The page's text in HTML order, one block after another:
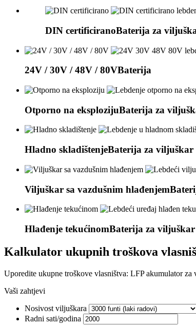
DIN certificiranoBaterija za
24V / 30V / 48V / 80VBaterija
Otporno na eksplozijuBaterija za
Hladno skladištenjeBaterija za viljuškar
Viljuškar sa vazdušnim hlađenjem
Hlađenje tekućinomBaterija za viljuškar
Kalkulator ukupnih troškova
Uporedite ukupne troškove vlasništva: LFP akumulator
Vaši zahtjevi
Nosivost viljuškara
Radni sati/godina